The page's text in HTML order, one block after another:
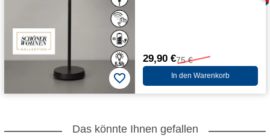
29,90 €75 €
In den Warenkorb
Das könnte Ihnen gefallen